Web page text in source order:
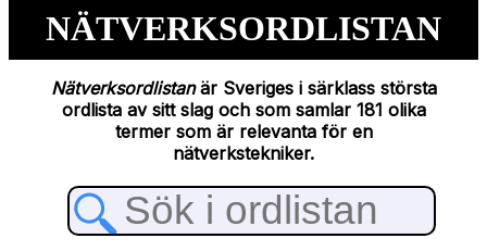
NÄTVERKSORDLISTAN
Nätverksordlistanär Sveriges i särklass största
ordlista av sitt slag och som samlar 181 olika
termer som är relevanta för en
nätverkstekniker.